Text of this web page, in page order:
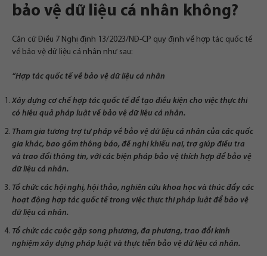
bảo vệ dữ liệu cá nhân không?
Căn cứ Điều 7 Nghị định 13/2023/NĐ-CP quy định về hợp tác quốc tế
về bảo vệ dữ liệu cá nhân như sau:
“Hợp tác quốc tế về bảo vệ dữ liệu cá nhân
Xây dựng cơ chế hợp tác quốc tế để tạo điều kiện cho việc thực thi
có hiệu quả pháp luật về bảo vệ dữ liệu cá nhân.
Tham gia tương trợ tư pháp về bảo vệ dữ liệu cá nhân của các quốc
gia khác, bao gồm thông báo, đề nghị khiếu nại, trợ giúp điều tra
và trao đổi thông tin, với các biện pháp bảo vệ thích hợp để bảo vệ
dữ liệu cá nhân.
Tổ chức các hội nghị, hội thảo, nghiên cứu khoa học và thúc đẩy các
hoạt động hợp tác quốc tế trong việc thực thi pháp luật để bảo vệ
dữ liệu cá nhân.
Tổ chức các cuộc gặp song phương, đa phương, trao đổi kinh
nghiệm xây dựng pháp luật và thực tiễn bảo vệ dữ liệu cá nhân.